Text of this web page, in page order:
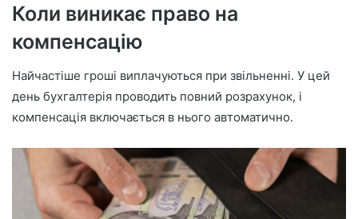
Коли виникає право на
компенсацію
Найчастіше гроші виплачуються при звільненні. У цей
день бухгалтерія проводить повний розрахунок, і
компенсація включається в нього автоматично.